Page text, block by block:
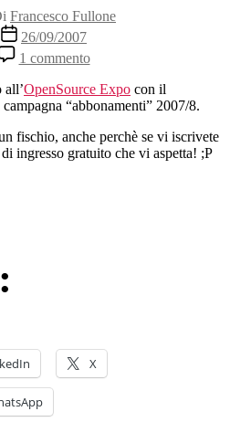
Francesco Fullone
Data
dell'articolo
26/09/2007
1 commento
OpenSource
Expo
a
OpenSource Expo con il
“abbonamenti” 2007/8.
fischio, anche perchè se vi iscrivete
ingresso gratuito che vi aspetta! ;P
X